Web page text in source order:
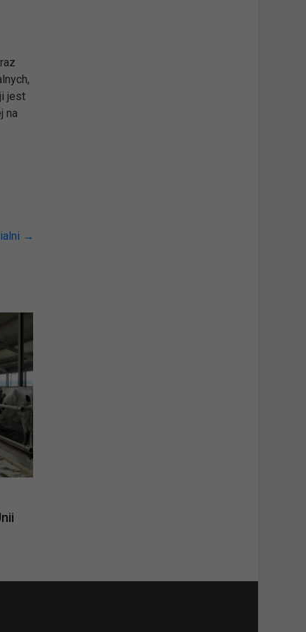
jest
na
→